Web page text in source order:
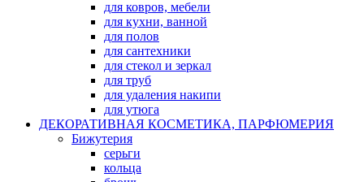
для ковров, мебели
для кухни, ванной
для полов
для сантехники
для стекол и зеркал
для труб
для удаления накипи
для утюга
ДЕКОРАТИВНАЯ КОСМЕТИКА, ПАРФЮМЕРИЯ
Бижутерия
серьги
кольца